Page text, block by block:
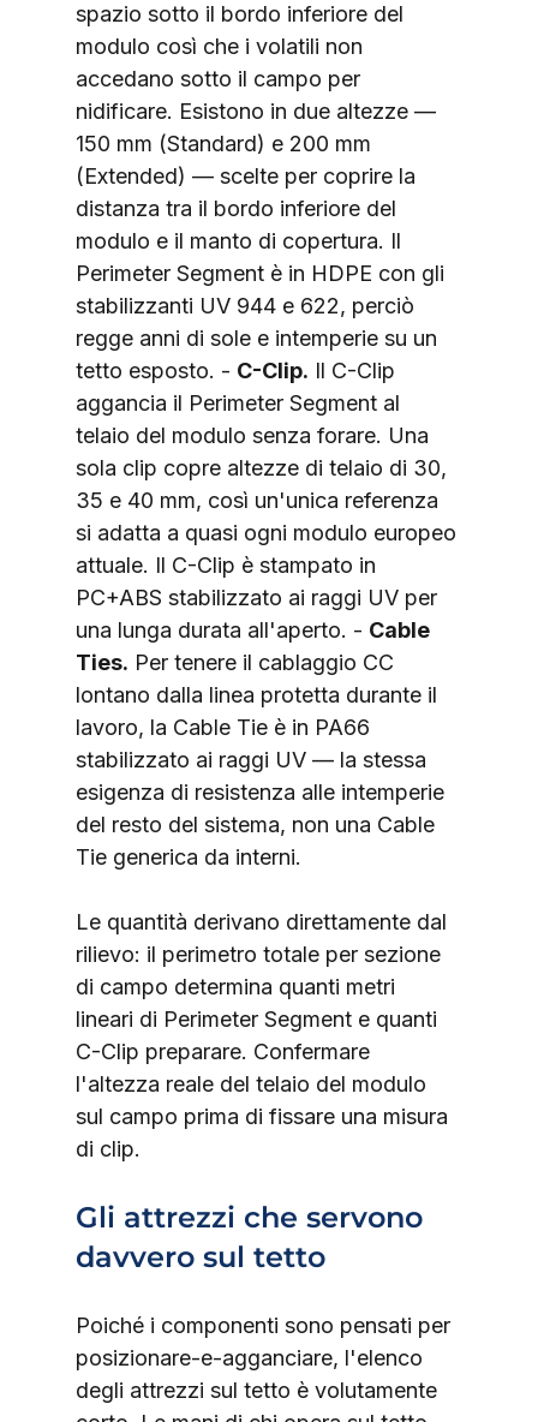
spazio sotto il bordo inferiore del
modulo così che i volatili non
accedano sotto il campo per
nidificare. Esistono in due altezze —
150 mm (Standard) e 200 mm
(Extended) — scelte per coprire la
distanza tra il bordo inferiore del
modulo e il manto di copertura. Il
Perimeter Segment è in HDPE con gli
stabilizzanti UV 944 e 622, perciò
regge anni di sole e intemperie su un
tetto esposto. - C-Clip. Il C-Clip
aggancia il Perimeter Segment al
telaio del modulo senza forare. Una
sola clip copre altezze di telaio di 30,
35 e 40 mm, così un'unica referenza
si adatta a quasi ogni modulo europeo
attuale. Il C-Clip è stampato in
PC+ABS stabilizzato ai raggi UV per
una lunga durata all'aperto. - Cable
Ties. Per tenere il cablaggio CC
lontano dalla linea protetta durante il
lavoro, la Cable Tie è in PA66
stabilizzato ai raggi UV — la stessa
esigenza di resistenza alle intemperie
del resto del sistema, non una Cable
Tie generica da interni.
Le quantità derivano direttamente dal
rilievo: il perimetro totale per sezione
di campo determina quanti metri
lineari di Perimeter Segment e quanti
C-Clip preparare. Confermare
l'altezza reale del telaio del modulo
sul campo prima di fissare una misura
di clip.
Gli attrezzi che servono
davvero sul tetto
Poiché i componenti sono pensati per
posizionare-e-agganciare, l'elenco
degli attrezzi sul tetto è volutamente